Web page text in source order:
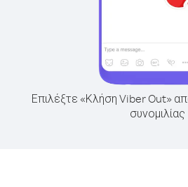
Επιλέξτε «Κλήση Viber Out»
συνομιλίας